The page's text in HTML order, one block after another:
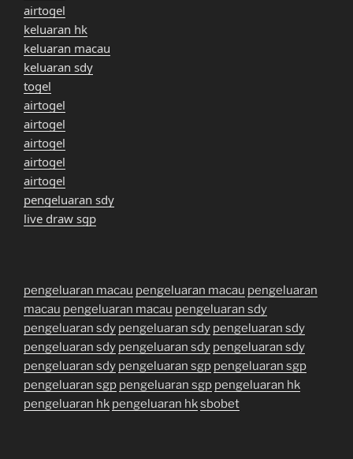
airtogel
keluaran hk
keluaran macau
keluaran sdy
togel
airtogel
airtogel
airtogel
airtogel
airtogel
pengeluaran sdy
live draw sgp
pengeluaran macau pengeluaran macau pengeluaran
macau pengeluaran macau pengeluaran sdy
pengeluaran sdy pengeluaran sdy pengeluaran sdy
pengeluaran sdy pengeluaran sdy pengeluaran sdy
pengeluaran sdy pengeluaran sgp pengeluaran sgp
pengeluaran sgp pengeluaran sgp pengeluaran hk
pengeluaran hk pengeluaran hksbobet